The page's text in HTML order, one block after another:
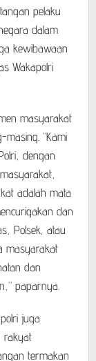
pelaku
dalam
kewibawaan
Wakapolri
masyarakat
“Kami
dengan
adalah mata
dan
Polsek, atau
masyarakat
dan
paparnya.
juga
rakyat
termakan